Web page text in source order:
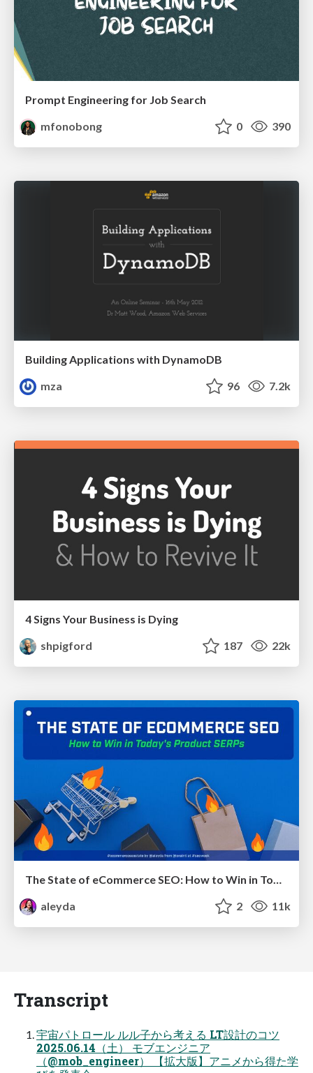
Prompt Engineering for Job Search
mfonobong
0 390
Building Applications with DynamoDB
mza
96 7.2k
4 Signs Your Business is Dying
shpigford
187 22k
aleyda
2 11k
Transcript
宇宙パトロール ルル子から考える LT設計のコツ
2025.06.14（土） モブエンジニア
（@mob_engineer） 【拡大版】アニメから得た学